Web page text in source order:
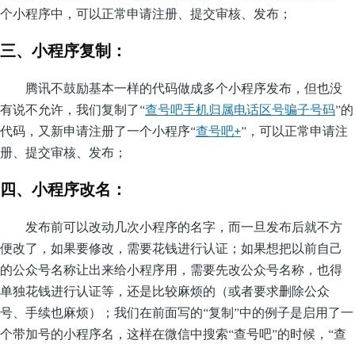
个小程序中，可以正常申请注册、提交审核、发布；
三、小程序复制：
腾讯不鼓励基本一样的代码做成多个小程序发布，但也没
有说不允许，我们复制了“查号吧手机归属电话区号骗子号码”的
代码，又新申请注册了一个小程序“查号吧+”，可以正常申请注
册、提交审核、发布；
四、小程序改名：
发布前可以改动几次小程序的名字，而一旦发布后就不方
便改了，如果要修改，需要花钱进行认证；如果想把以前自己
的公众号名称让出来给小程序用，需要先改公众号名称，也得
单独花钱进行认证等，还是比较麻烦的（或者要求删除公众
号、手续也麻烦）；我们在前面写的“复制”中的例子是启用了一
个带加号的小程序名，这样在微信中搜索“查号吧”的时候，“查